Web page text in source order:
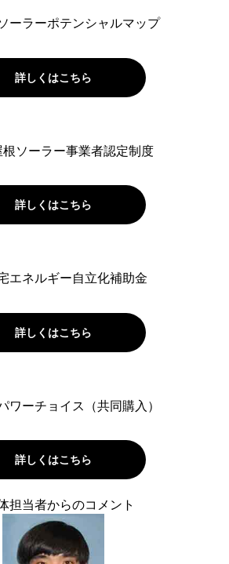
ーラーポテンシャルマップ
詳しくはこちら
根ソーラー事業者認定制度
詳しくはこちら
エネルギー自立化補助金
詳しくはこちら
ワーチョイス（共同購入）
詳しくはこちら
担当者からのコメント